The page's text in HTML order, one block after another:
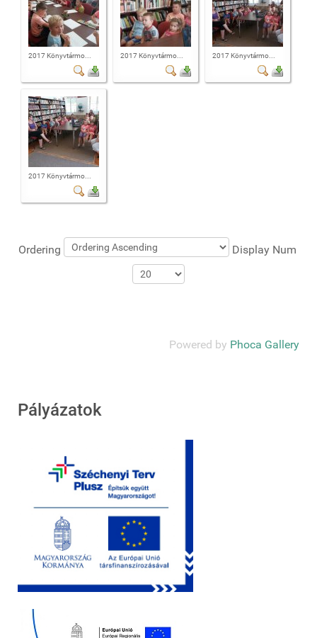
2017 Könyvtármo... 2017 Könyvtármo... 2017 Könyvtármo...
2017 Könyvtármo...
Ordering Display Num
Powered by Phoca Gallery
Pályázatok